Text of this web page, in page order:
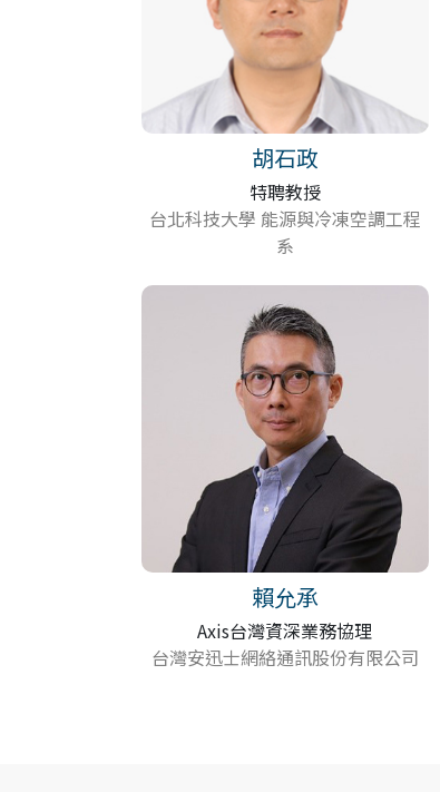
胡石政
特聘教授
台北科技大學 能源與冷凍空調工程
系
賴允承
Axis台灣資深業務協理
台灣安迅士網絡通訊股份有限公司